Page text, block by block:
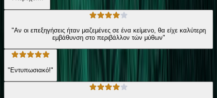
"Αν οι επεξηγήσεις ήταν μαζεμένες σε ένα κείμενο, θα είχε καλύτερη
εμβάθυνση στο περιβάλλον τών μύθων"
"Εντυπωσιακό!"